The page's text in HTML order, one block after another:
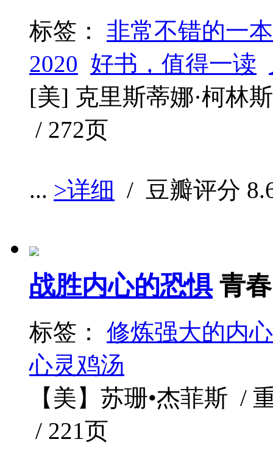
标签： 非常不错的一
2020 好书，值得一读
[美] 克里斯蒂娜·柯林
/ 272页
... >详细 / 豆瓣评分
战胜内心的恐惧 青
标签： 修炼强大的内心
心灵鸡汤
【美】苏珊•杰菲斯 /
/ 221页